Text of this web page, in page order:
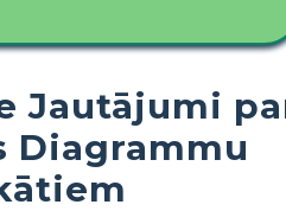
Jautājumi
Diagrammu